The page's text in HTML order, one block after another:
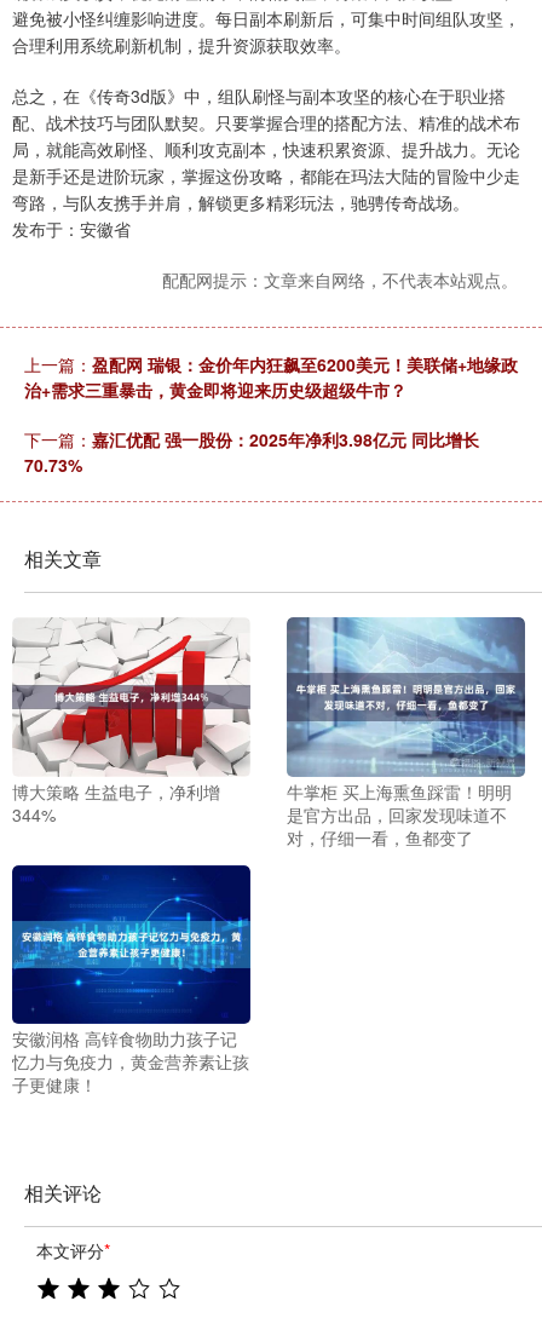
避免被小怪纠缠影响进度。每日副本刷新后，可集中时间组队攻坚，
合理利用系统刷新机制，提升资源获取效率。
总之，在《传奇3d版》中，组队刷怪与副本攻坚的核心在于职业搭
配、战术技巧与团队默契。只要掌握合理的搭配方法、精准的战术布
局，就能高效刷怪、顺利攻克副本，快速积累资源、提升战力。无论
是新手还是进阶玩家，掌握这份攻略，都能在玛法大陆的冒险中少走
弯路，与队友携手并肩，解锁更多精彩玩法，驰骋传奇战场。
发布于：安徽省
配配网提示：文章来自网络，不代表本站观点。
上一篇： 盈配网 瑞银：金价年内狂飙至6200美元！美联储+地缘政
治+需求三重暴击，黄金即将迎来历史级超级牛市？
下一篇： 嘉汇优配 强一股份：2025年净利3.98亿元 同比增长
70.73%
相关文章
博大策略 生益电子，净利增
344%
牛掌柜 买上海熏鱼踩雷！明明
是官方出品，回家发现味道不
对，仔细一看，鱼都变了
安徽润格 高锌食物助力孩子记
忆力与免疫力，黄金营养素让孩
子更健康！
相关评论
本文评分*